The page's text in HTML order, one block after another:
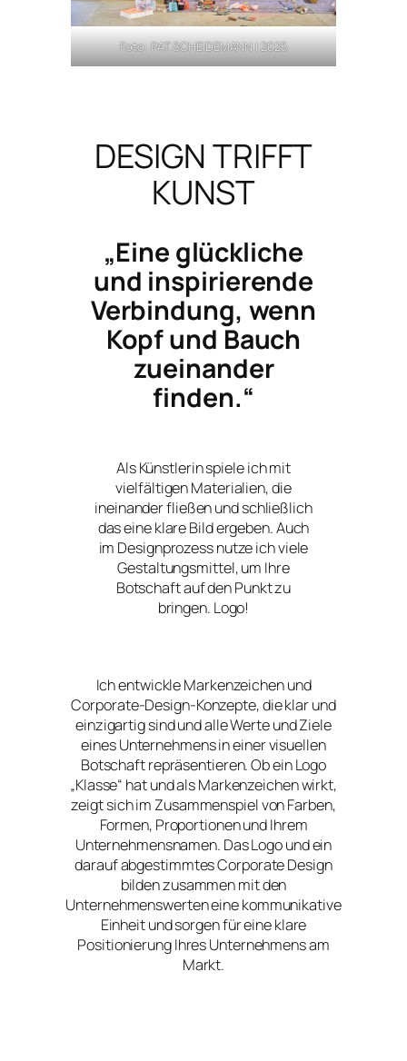
Foto: PAT SCHEIDEMANN | 2025
DESIGN TRIFFT
KUNST
„Eine glückliche
und inspirierende
Verbindung, wenn
Kopf und Bauch
zueinander
finden.“
Als Künstlerin spiele ich mit
vielfältigen Materialien, die
ineinander fließen und schließlich
das eine klare Bild ergeben. Auch
im Designprozess nutze ich viele
Gestaltungsmittel, um Ihre
Botschaft auf den Punkt zu
bringen. Logo!
Ich entwickle Markenzeichen und
Corporate-Design-Konzepte, die klar und
einzigartig sind und alle Werte und Ziele
eines Unternehmens in einer visuellen
Botschaft repräsentieren. Ob ein Logo
„Klasse“ hat und als Markenzeichen wirkt,
zeigt sich im Zusammenspiel von Farben,
Formen, Proportionen und Ihrem
Unternehmensnamen. Das Logo und ein
darauf abgestimmtes Corporate Design
bilden zusammen mit den
Unternehmenswerten eine kommunikative
Einheit und sorgen für eine klare
Positionierung Ihres Unternehmens am
Markt.